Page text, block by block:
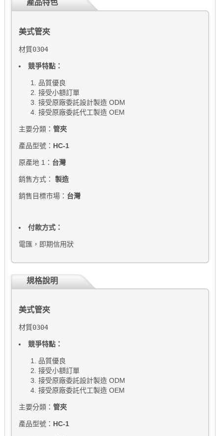
產品特色
美式管夾
材質0304
競爭特點：
品質優良
接受小額訂單
接受原廠委託設計製造 ODM
接受原廠委託代工製造 OEM
主要分類： 管夾
產品型號： HC-1
原產地 1： 台灣
銷售方式： 製造
銷售目標市場： 台灣
付款方式：
電匯，即期信用狀
規格說明
美式管夾
材質0304
競爭特點：
品質優良
接受小額訂單
接受原廠委託設計製造 ODM
接受原廠委託代工製造 OEM
主要分類： 管夾
產品型號： HC-1